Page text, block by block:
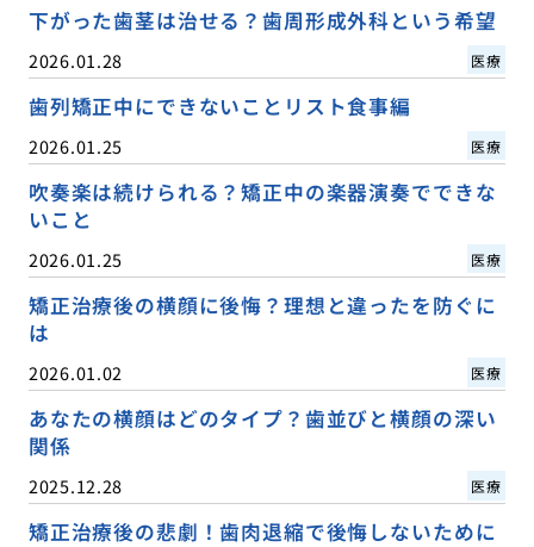
下がった歯茎は治せる？歯周形成外科という希望
2026.01.28 医療
歯列矯正中にできないことリスト食事編
2026.01.25 医療
吹奏楽は続けられる？矯正中の楽器演奏でできな
いこと
2026.01.25 医療
矯正治療後の横顔に後悔？理想と違ったを防ぐに
は
2026.01.02 医療
あなたの横顔はどのタイプ？歯並びと横顔の深い
関係
2025.12.28 医療
矯正治療後の悲劇！歯肉退縮で後悔しないために